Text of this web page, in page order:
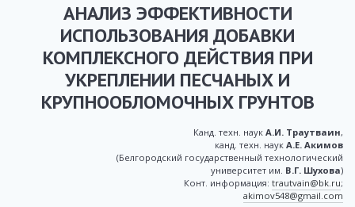
АНАЛИЗ ЭФФЕКТИВНОСТИ
ИСПОЛЬЗОВАНИЯ ДОБАВКИ
КОМПЛЕКСНОГО ДЕЙСТВИЯ ПРИ
УКРЕПЛЕНИИ ПЕСЧАНЫХ И
КРУПНООБЛОМОЧНЫХ ГРУНТОВ
Канд. техн. наук А.И. Траутваин,
канд. техн. наук А.Е. Акимов
(Белгородский государственный технологический
университет им. В.Г. Шухова)
Конт. информация: trautvain@bk.ru;
akimov548@gmail.com